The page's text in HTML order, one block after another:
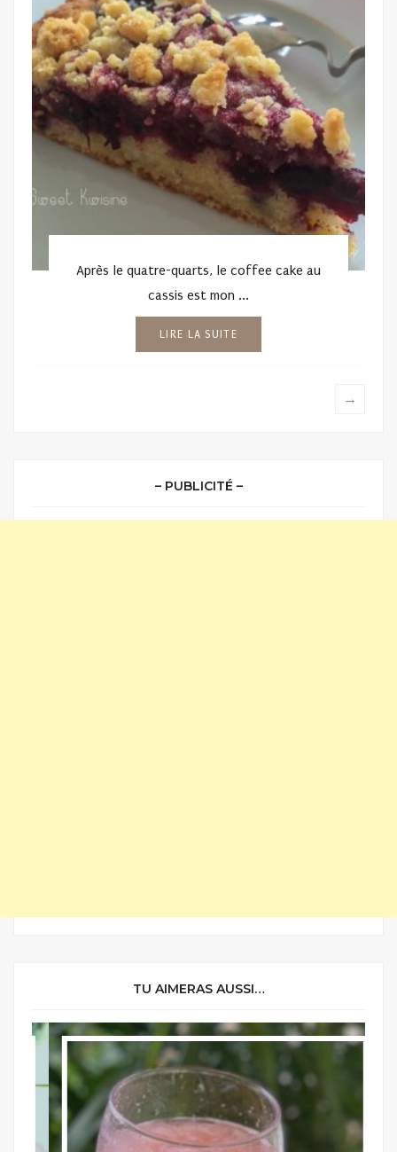
Après le quatre-quarts, le coffee cake au
cassis est mon ...
LIRE LA SUITE
→
– PUBLICITÉ –
TU AIMERAS AUSSI…